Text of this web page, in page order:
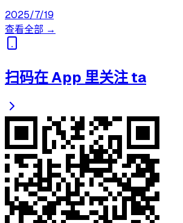
2025/7/19
查看全部 →
扫码在 App 里关注 ta